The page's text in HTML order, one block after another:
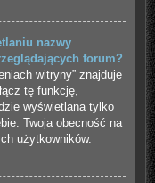
nazwy
forum?
witryny” znajduje
tę funkcję,
wyświetlana tylko
Twoja obecność na
użytkowników.